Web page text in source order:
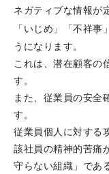
ネガティブな情報が
「いじめ」「不祥
うになります。
これは、潜在顧客の
す。
また、従業員の安全
す。
従業員個人に対する
該社員の精神的苦痛
守らない組織」であ